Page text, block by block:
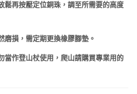
再按壓定位銅珠，調至所需要的高度
損，需定期更換橡膠腳墊。
作登山杖使用，爬山請購買專業用的